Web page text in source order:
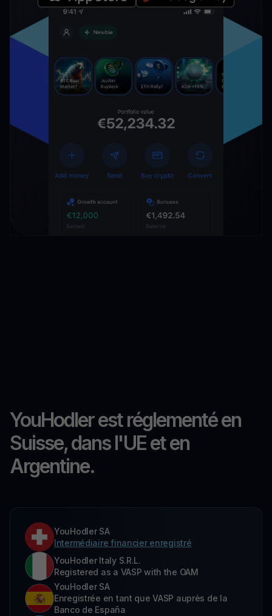
YouHodler est réglementé en
Suisse, dans l'UE et en
Argentine.
YouHodler SA
Intermédiaire financier enregistré
YouHodler Italy S.R.L.
Registered as a VASP with the OAM
YouHodler SA
Enregistrée en tant que VASP auprès de la
Banco de España